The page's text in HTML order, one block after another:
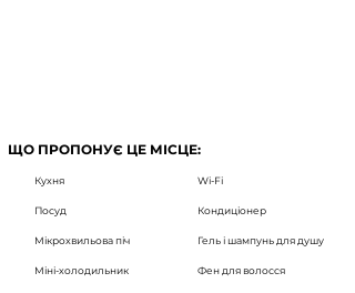
ЩО ПРОПОНУЄ ЦЕ МІСЦЕ:
Кухня
Посуд
Мікрохвильова піч
Міні-холодильник
Wi-Fi
Кондиціонер
Гель і шампунь для душу
Фен для волосся